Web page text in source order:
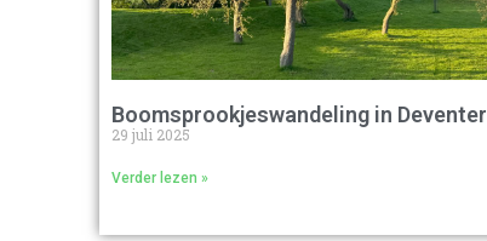
Boomsprookjeswandeling in Deventer
29 juli 2025
Verder lezen »